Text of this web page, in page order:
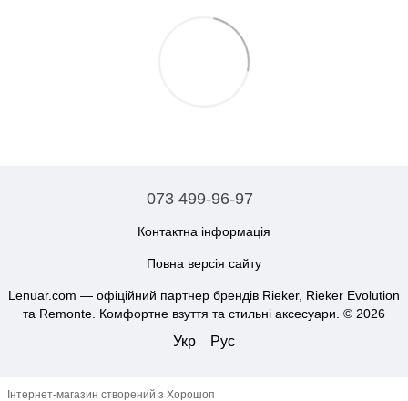
073 499-96-97
Контактна інформація
Повна версія сайту
Lenuar.com — офіційний партнер брендів Rieker, Rieker Evolution
та Remonte. Комфортне взуття та стильні аксесуари. © 2026
Укр Рус
Інтернет-магазин створений з Хорошоп